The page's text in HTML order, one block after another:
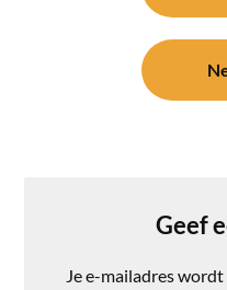
Geef
Je e-mailadres